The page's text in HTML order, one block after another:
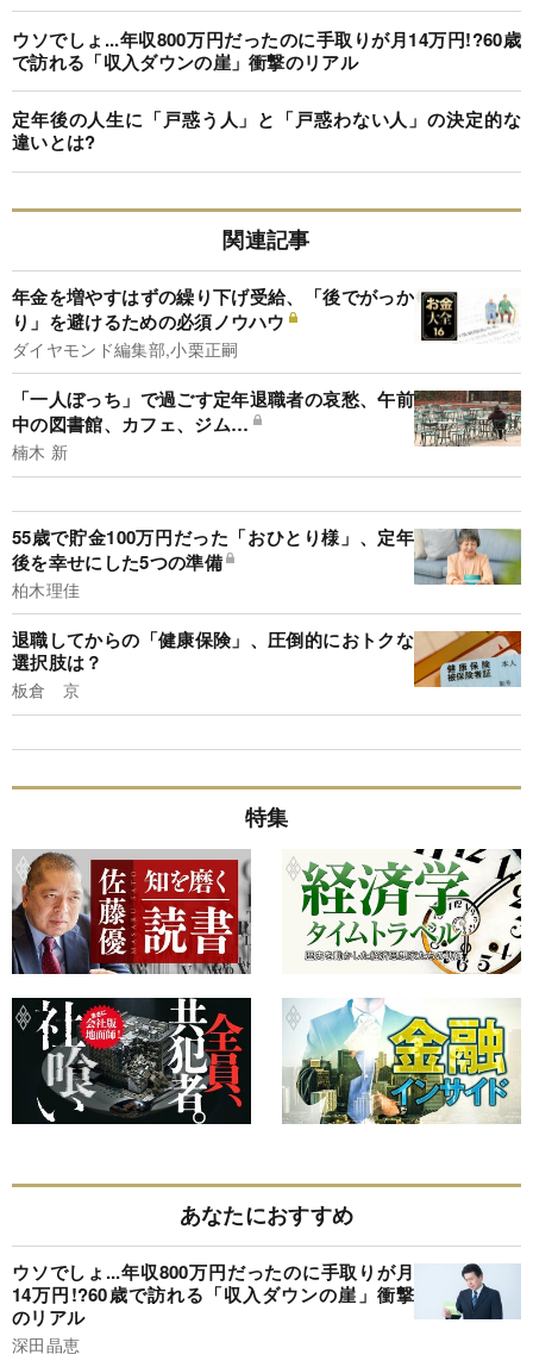
ウソでしょ...年収800万円だったのに手取りが月14万円!?60歳
で訪れる「収入ダウンの崖」衝撃のリアル
定年後の人生に「戸惑う人」と「戸惑わない人」の決定的な
違いとは?
関連記事
年金を増やすはずの繰り下げ受給、「後でがっか
り」を避けるための必須ノウハウ
ダイヤモンド編集部,小栗正嗣
「一人ぼっち」で過ごす定年退職者の哀愁、午前
中の図書館、カフェ、ジム…
楠木 新
55歳で貯金100万円だった「おひとり様」、定年
後を幸せにした5つの準備
柏木理佳
退職してからの「健康保険」、圧倒的におトクな
選択肢は？
板倉 京
特集
あなたにおすすめ
ウソでしょ...年収800万円だったのに手取りが月
14万円!?60歳で訪れる「収入ダウンの崖」衝撃
のリアル
深田晶恵